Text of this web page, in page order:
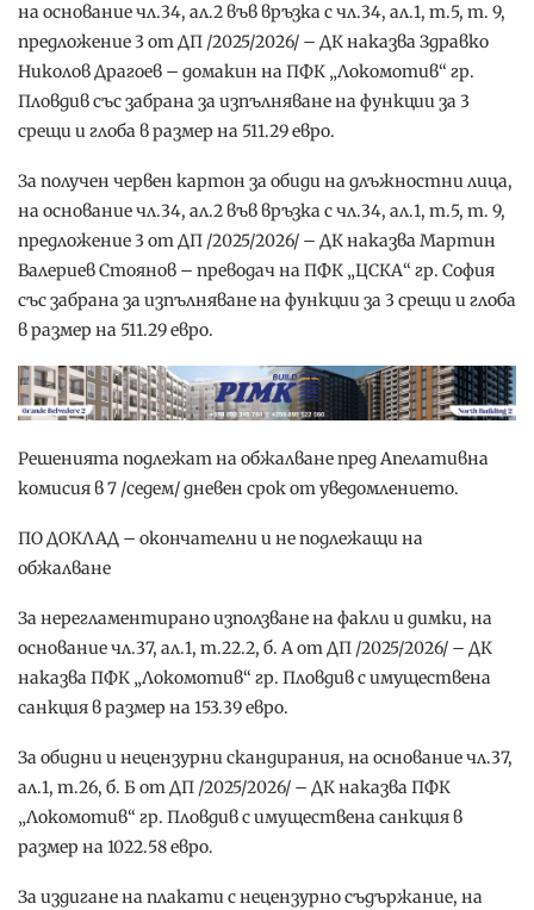
на основание чл.34, ал.2 във връзка с чл.34, ал.1, т.5, т. 9,
предложение 3 от ДП /2025/2026/ – ДК наказва Здравко
Николов Драгоев – домакин на ПФК „Локомотив“ гр.
Пловдив със забрана за изпълняване на функции за 3
срещи и глоба в размер на 511.29 евро.
За получен червен картон за обиди на длъжностни лица,
на основание чл.34, ал.2 във връзка с чл.34, ал.1, т.5, т. 9,
предложение 3 от ДП /2025/2026/ – ДК наказва Мартин
Валериев Стоянов – преводач на ПФК „ЦСКА“ гр. София
със забрана за изпълняване на функции за 3 срещи и глоба
в размер на 511.29 евро.
Решенията подлежат на обжалване пред Апелативна
комисия в 7 /седем/ дневен срок от уведомлението.
ПО ДОКЛАД – окончателни и не подлежащи на
обжалване
За нерегламентирано използване на факли и димки, на
основание чл.37, ал.1, т.22.2, б. А от ДП /2025/2026/ – ДК
наказва ПФК „Локомотив“ гр. Пловдив с имуществена
санкция в размер на 153.39 евро.
За обидни и нецензурни скандирания, на основание чл.37,
ал.1, т.26, б. Б от ДП /2025/2026/ – ДК наказва ПФК
„Локомотив“ гр. Пловдив с имуществена санкция в
размер на 1022.58 евро.
За издигане на плакати с нецензурно съдържание, на